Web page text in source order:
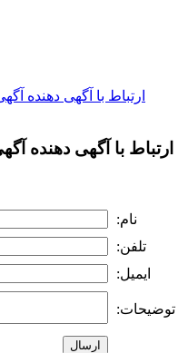
نام:
تلفن:
ایمیل:
توضیحات: